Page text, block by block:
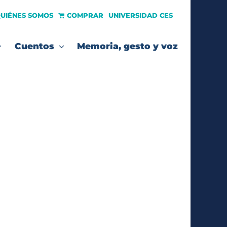
SOMOS COMPRAR UNIVERSIDAD CES
Cuentos Memoria, gesto y voz